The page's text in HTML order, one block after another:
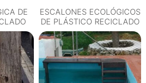
DE
ESCALONES ECOLÓGICOS
DE PLÁSTICO RECICLADO